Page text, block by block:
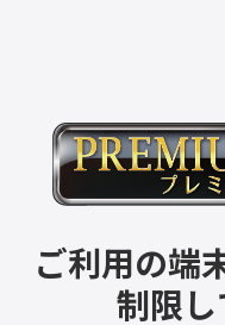
ご利用の端
制限し